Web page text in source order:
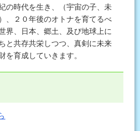
の時代を生き、（宇宙の子、未
、２０年後のオトナを育てるべ
界、日本、郷土、及び地球上に
と共存共栄しつつ、真剣に未来
を育成していきます。